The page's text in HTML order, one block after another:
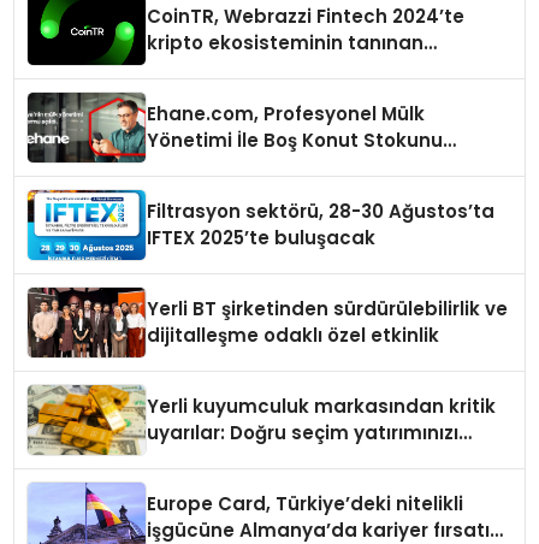
CoinTR, Webrazzi Fintech 2024’te
kripto ekosisteminin tanınan
Ehane.com, Profesyonel Mülk
Yönetimi İle Boş Konut Stokunu
Filtrasyon sektörü, 28-30 Ağustos’ta
IFTEX 2025’te buluşacak
Yerli BT şirketinden sürdürülebilirlik ve
dijitalleşme odaklı özel etkinlik
Yerli kuyumculuk markasından kritik
uyarılar: Doğru seçim yatırımınızı
Europe Card, Türkiye’deki nitelikli
işgücüne Almanya’da kariyer fırsatı